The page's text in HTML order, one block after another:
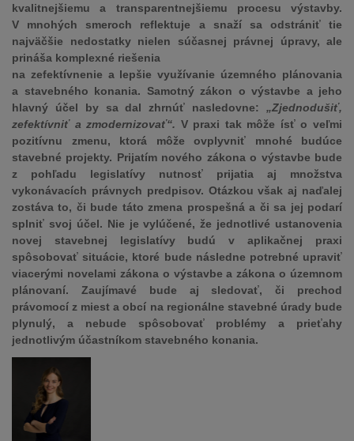
kvalitnejšiemu a transparentnejšiemu procesu výstavby.
V mnohých smeroch reflektuje a snaží sa odstrániť tie
najväčšie nedostatky nielen súčasnej právnej úpravy, ale
prináša komplexné riešenia
na zefektívnenie a lepšie využívanie územného plánovania
a stavebného konania. Samotný zákon o výstavbe a jeho
hlavný účel by sa dal zhrnúť nasledovne: „Zjednodušiť,
zefektívniť a zmodernizovať“. V praxi tak môže ísť o veľmi
pozitívnu zmenu, ktorá môže ovplyvniť mnohé budúce
stavebné projekty. Prijatím nového zákona o výstavbe bude
z pohľadu legislatívy nutnosť prijatia aj množstva
vykonávacích právnych predpisov. Otázkou však aj naďalej
zostáva to, či bude táto zmena prospešná a či sa jej podarí
splniť svoj účel. Nie je vylúčené, že jednotlivé ustanovenia
novej stavebnej legislatívy budú v aplikačnej praxi
spôsobovať situácie, ktoré bude následne potrebné upraviť
viacerými novelami zákona o výstavbe a zákona o územnom
plánovaní. Zaujímavé bude aj sledovať, či prechod
právomocí z miest a obcí na regionálne stavebné úrady bude
plynulý, a nebude spôsobovať problémy a prieťahy
jednotlivým účastníkom stavebného konania.